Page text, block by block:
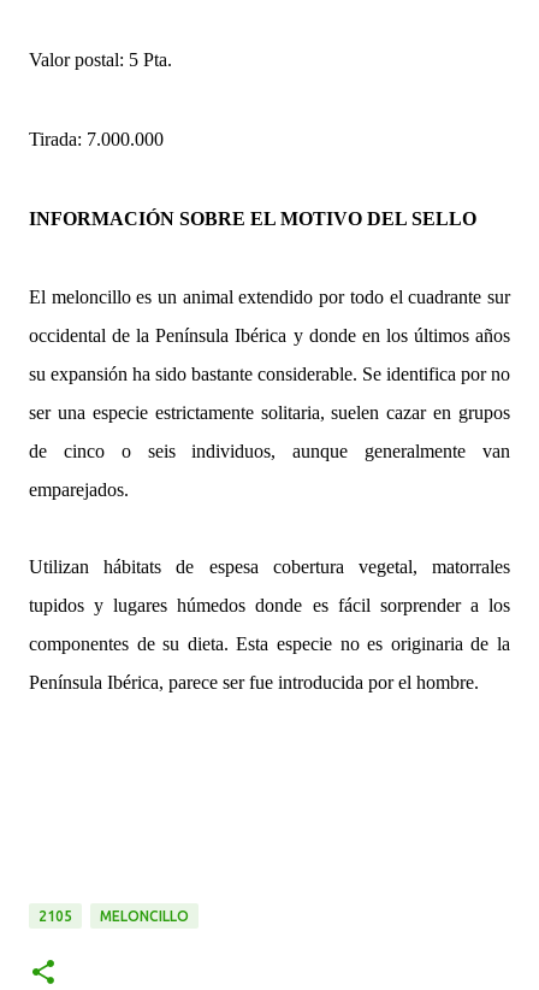
Valor postal: 5 Pta.
Tirada: 7.000.000
INFORMACIÓN SOBRE EL MOTIVO DEL SELLO
El meloncillo es un animal extendido por todo el cuadrante sur
occidental de la Península Ibérica y donde en los últimos años
su expansión ha sido bastante considerable. Se identifica por no
ser una especie estrictamente solitaria, suelen cazar en grupos
de cinco o seis individuos, aunque generalmente van
emparejados.
Utilizan hábitats de espesa cobertura vegetal, matorrales
tupidos y lugares húmedos donde es fácil sorprender a los
componentes de su dieta. Esta especie no es originaria de la
Península Ibérica, parece ser fue introducida por el hombre.
2105 MELONCILLO